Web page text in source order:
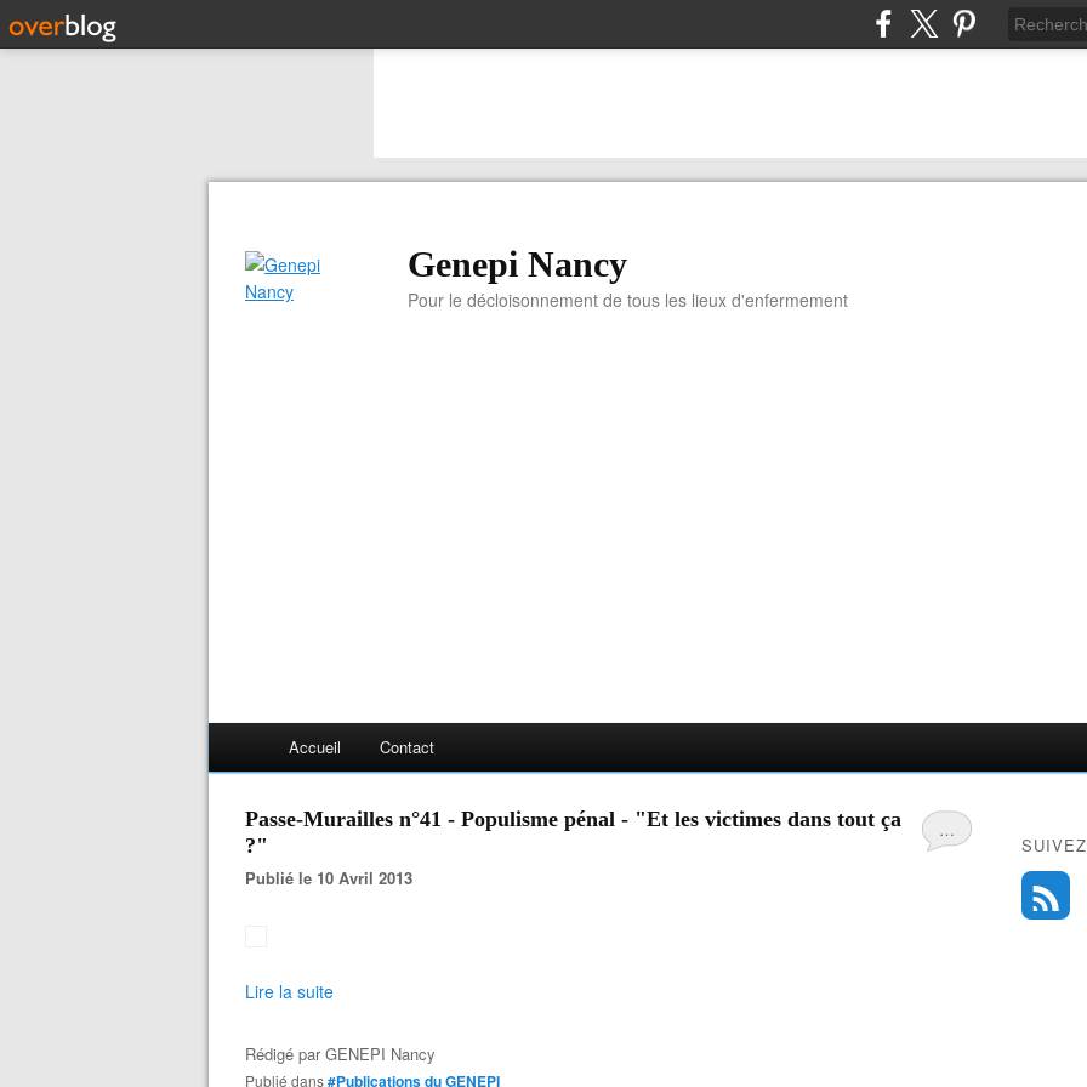
Genepi Nancy
Pour le décloisonnement de tous les lieux d'enfermement
Accueil Contact
…
Passe-Murailles n°41 - Populisme pénal - "Et les victimes dans tout ça
?"
Publié le 10 Avril 2013
Lire la suite
Rédigé parGENEPI Nancy
Publié dans#Publications du GENEPI